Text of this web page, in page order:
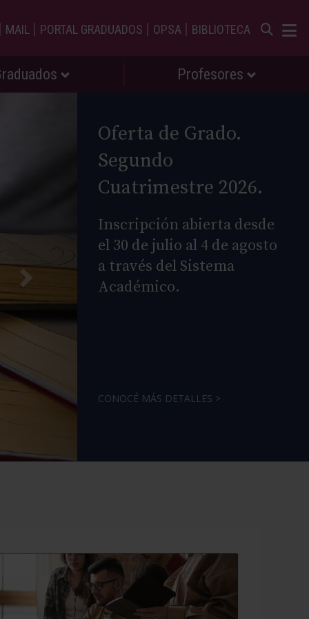
| MAIL | PORTAL GRADUADOS | OPSA | BIBLIOTECA
Profesores
Oferta de Grado.
Segundo
Cuatrimestre 2026.
Inscripción abierta desde
el 30 de julio al 4 de agosto
a través del Sistema
Académico.
CONOCÉ MÁS DETALLES >